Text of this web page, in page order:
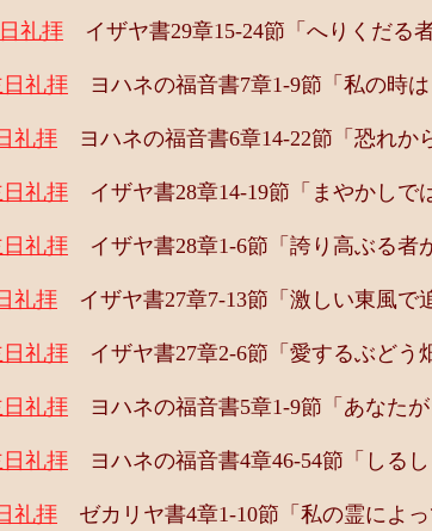
礼拝 イザヤ書29章15-24節「へりくだる
礼拝 ヨハネの福音書7章1-9節「私の時
礼拝 ヨハネの福音書6章14-22節「恐れか
礼拝 イザヤ書28章14-19節「まやかしで
礼拝 イザヤ書28章1-6節「誇り高ぶる者
礼拝 イザヤ書27章7-13節「激しい東風で
礼拝 イザヤ書27章2-6節「愛するぶどう
礼拝 ヨハネの福音書5章1-9節「あなた
礼拝 ヨハネの福音書4章46-54節「しる
礼拝 ゼカリヤ書4章1-10節「私の霊によ